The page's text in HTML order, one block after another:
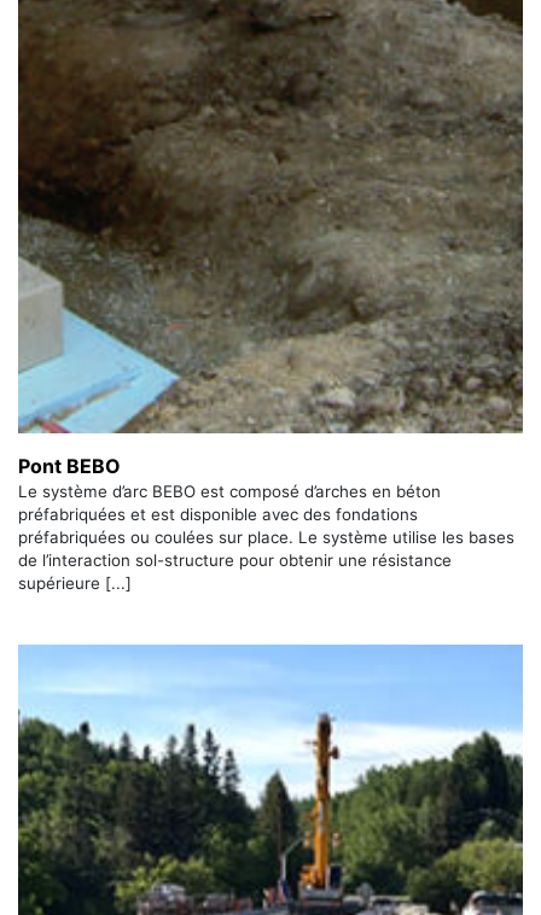
Pont BEBO
Le système d’arc BEBO est composé d’arches en béton
préfabriquées et est disponible avec des fondations
préfabriquées ou coulées sur place. Le système utilise les bases
de l’interaction sol-structure pour obtenir une résistance
supérieure [...]